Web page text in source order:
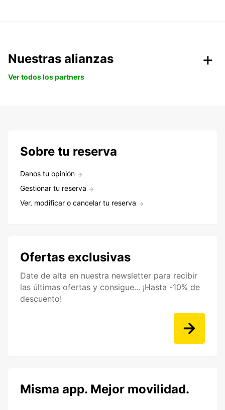
Nuestras alianzas
Ver todos los partners
Sobre tu reserva
Danos tu opinión
Gestionar tu reserva
Ver, modificar o cancelar tu reserva
Ofertas exclusivas
Date de alta en nuestra newsletter para recibir
las últimas ofertas y consigue... ¡Hasta -10% de
descuento!
Misma app. Mejor movilidad.